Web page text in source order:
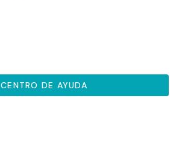
CENTRO DE AYUDA